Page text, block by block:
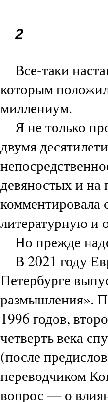
2
Все-таки
которым
миллениум.
Я не только
двумя
девяностых и на
литературную и
Но прежде
В 2021 году
Петербурге
размышления».
1996 годов,
четверть века
(после
переводчиком
вопрос — о